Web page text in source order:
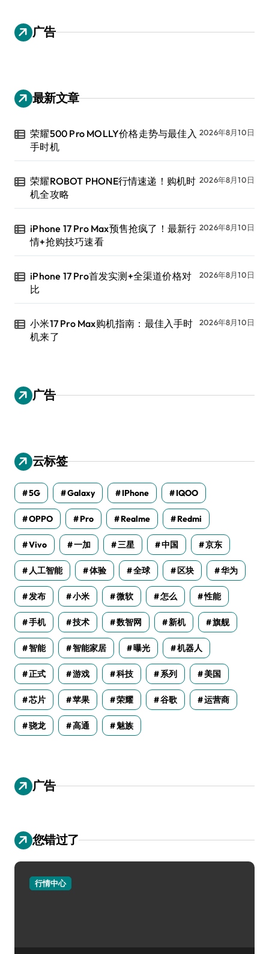
广告
最新文章
荣耀500 Pro MOLLY价格走势与最佳入
手时机
2026年8月10日
荣耀ROBOT PHONE行情速递！购机时
机全攻略
2026年8月10日
iPhone 17 Pro Max预售抢疯了！最新行
情+抢购技巧速看
2026年8月10日
iPhone 17 Pro首发实测+全渠道价格对
比
2026年8月10日
小米17 Pro Max购机指南：最佳入手时
机来了
2026年8月10日
广告
云标签
5G Galaxy IPhone IQOO
OPPO Pro Realme Redmi
Vivo 一加 三星 中国 京东
人工智能 体验 全球 区块 华为
发布 小米 微软 怎么 性能
手机 技术 数智网 新机 旗舰
智能 智能家居 曝光 机器人
正式 游戏 科技 系列 美国
芯片 苹果 荣耀 谷歌 运营商
骁龙 高通 魅族
广告
您错过了
行情中心